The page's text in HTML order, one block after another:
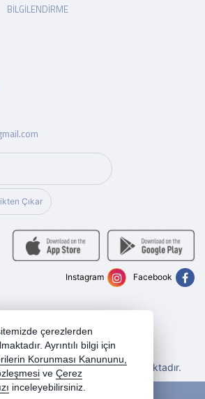
BILGILENDIRME
Çıkar
- Tüm hakları saklıdır.
SSL sertifikası ile korunmaktadır.
Facebook
Instagram
ile hazırlanmıştır.
çerezlerden
Ayrıntılı bilgi için
Korunması Kanununu,
ve Çerez
inceleyebilirsiniz.